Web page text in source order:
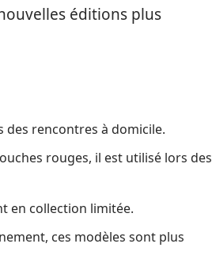
éditions plus
rencontres à domicile.
rouges, il est utilisé lors des
en collection limitée.
ces modèles sont plus